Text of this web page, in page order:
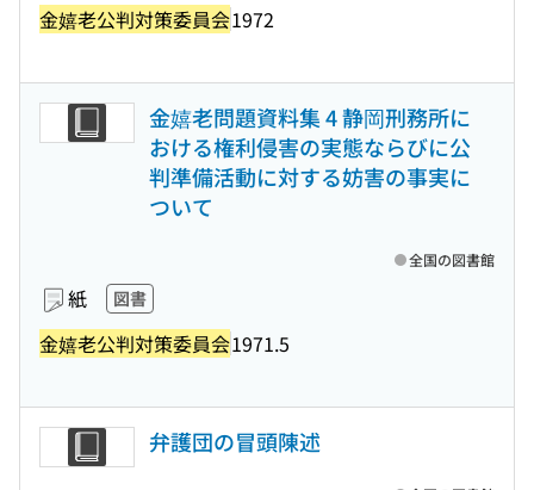
金嬉老公判対策委員会1972
金嬉老問題資料集 4 静岡刑務所に
おける権利侵害の実態ならびに公
判準備活動に対する妨害の事実に
ついて
紙 図書
金嬉老公判対策委員会1971.5
全国の図書館
弁護団の冒頭陳述